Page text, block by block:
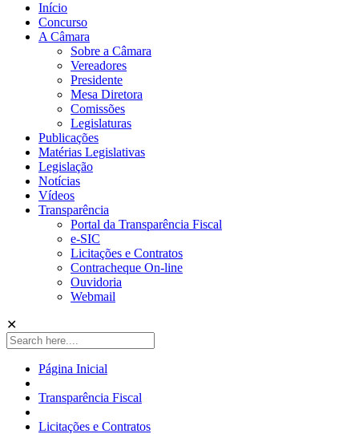
Início
Concurso
A Câmara
Sobre a Câmara
Vereadores
Presidente
Mesa Diretora
Comissões
Legislaturas
Publicações
Matérias Legislativas
Legislação
Notícias
Vídeos
Transparência
Portal da Transparência Fiscal
e-SIC
Licitações e Contratos
Contracheque On-line
Ouvidoria
Webmail
✕
Página Inicial
Transparência Fiscal
Licitações e Contratos